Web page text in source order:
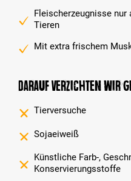
Fleischerzeugnisse
Tieren
Mit extra frischem
Darauf verzichten wir
Tierversuche
Sojaeiweiß
Künstliche Farb-,
Konservierungsstoffe